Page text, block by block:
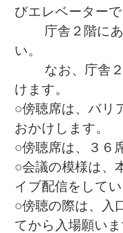
びエレベーター
庁舎２階にあ
い。
なお、庁舎２
けます。
○傍聴席は、バリ
おかけします。
○傍聴席は、３６
○会議の模様は、
イブ配信をして
○傍聴の際は、入
てから入場願いま